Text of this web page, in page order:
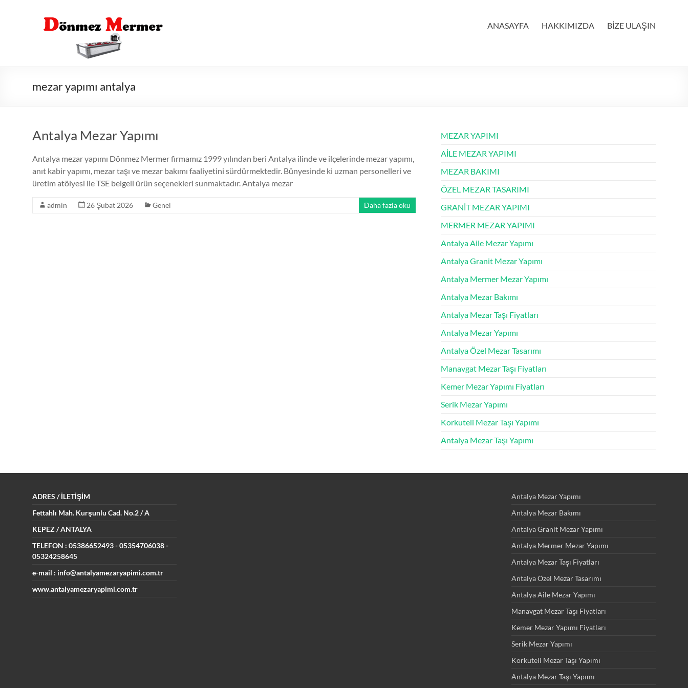
ANASAYFA HAKKIMIZDA BİZE ULAŞIN
mezar yapımı antalya
Antalya Mezar Yapımı
Antalya mezar yapımı Dönmez Mermer firmamız 1999 yılından beri Antalya ilinde ve ilçelerinde mezar yapımı,
anıt kabir yapımı, mezar taşı ve mezar bakımı faaliyetini sürdürmektedir. Bünyesinde ki uzman personelleri ve
üretim atölyesi ile TSE belgeli ürün seçenekleri sunmaktadır. Antalya mezar
admin 26 Şubat 2026 Genel Daha fazla oku
MEZAR YAPIMI
AİLE MEZAR YAPIMI
MEZAR BAKIMI
ÖZEL MEZAR TASARIMI
GRANİT MEZAR YAPIMI
MERMER MEZAR YAPIMI
Antalya Aile Mezar Yapımı
Antalya Granit Mezar Yapımı
Antalya Mermer Mezar Yapımı
Antalya Mezar Bakımı
Antalya Mezar Taşı Fiyatları
Antalya Mezar Yapımı
Antalya Özel Mezar Tasarımı
Manavgat Mezar Taşı Fiyatları
Kemer Mezar Yapımı Fiyatları
Serik Mezar Yapımı
Korkuteli Mezar Taşı Yapımı
Antalya Mezar Taşı Yapımı
ADRES / İLETİŞİM
Fettahlı Mah. Kurşunlu Cad. No.2 / A
KEPEZ / ANTALYA
TELEFON : 05386652493- 05354706038 -
05324258645
e-mail : info@antalyamezaryapimi.com.tr
www.antalyamezaryapimi.com.tr
Antalya Mezar Yapımı
Antalya Mezar Bakımı
Antalya Granit Mezar Yapımı
Antalya Mermer Mezar Yapımı
Antalya Mezar Taşı Fiyatları
Antalya Özel Mezar Tasarımı
Antalya Aile Mezar Yapımı
Manavgat Mezar Taşı Fiyatları
Kemer Mezar Yapımı Fiyatları
Serik Mezar Yapımı
Korkuteli Mezar Taşı Yapımı
Antalya Mezar Taşı Yapımı